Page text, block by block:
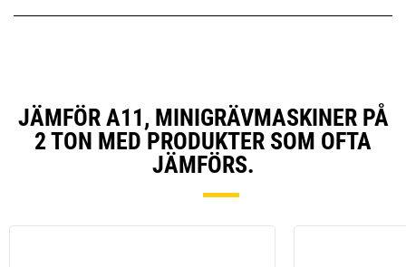
JÄMFÖR A11, MINIGRÄVMASKINER PÅ
2 TON MED PRODUKTER SOM OFTA
JÄMFÖRS.